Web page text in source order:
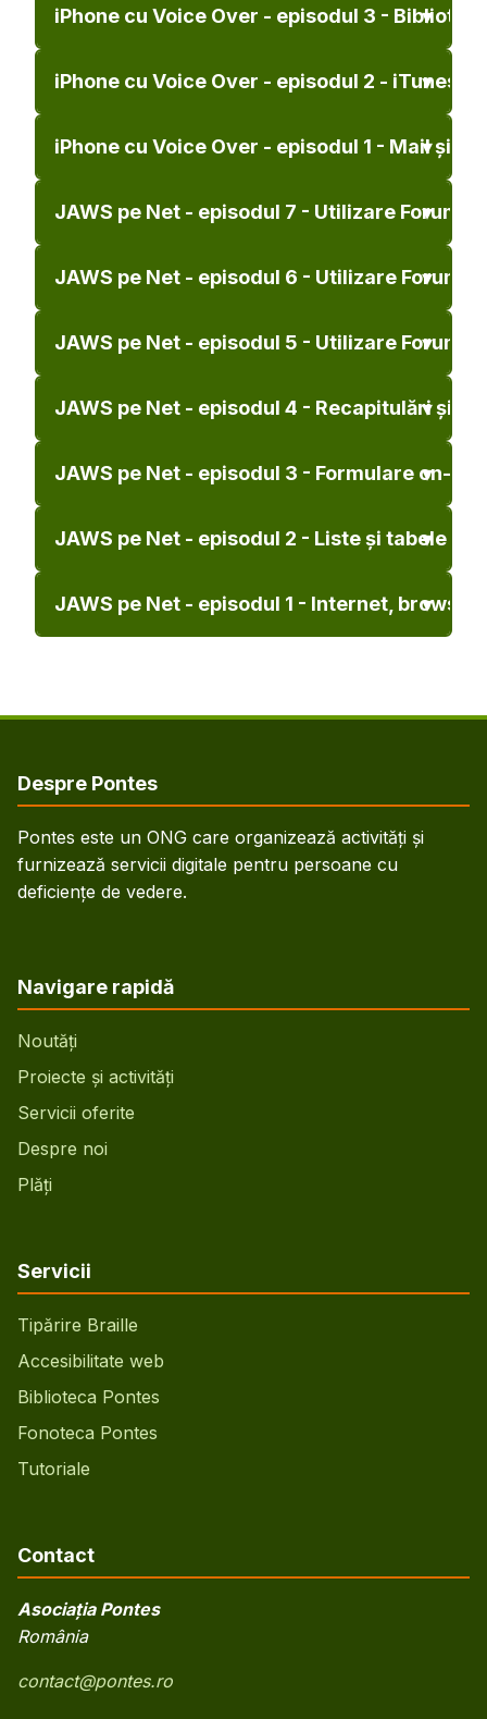
iPhone cu Voice Over - episodul 3 -
iPhone cu Voice Over - episodul 2 - iTunes
iPhone cu Voice Over - episodul 1 - Mail și
JAWS pe Net - episodul 7 - Utilizare Forum
JAWS pe Net - episodul 6 - Utilizare Forum
JAWS pe Net - episodul 5 - Utilizare Forum
JAWS pe Net - episodul 4 - Recapitulări și
JAWS pe Net - episodul 3 - Formulare on-line
JAWS pe Net - episodul 2 - Liste și tabele
JAWS pe Net - episodul 1 - Internet,
Despre Pontes
Pontes este un ONG care organizează activități și
furnizează servicii digitale pentru persoane cu
deficiențe de vedere.
Navigare rapidă
Noutăți
Proiecte și activități
Servicii oferite
Despre noi
Plăți
Servicii
Tipărire Braille
Accesibilitate web
Biblioteca Pontes
Fonoteca Pontes
Tutoriale
Contact
Asociația Pontes
România
contact@pontes.ro